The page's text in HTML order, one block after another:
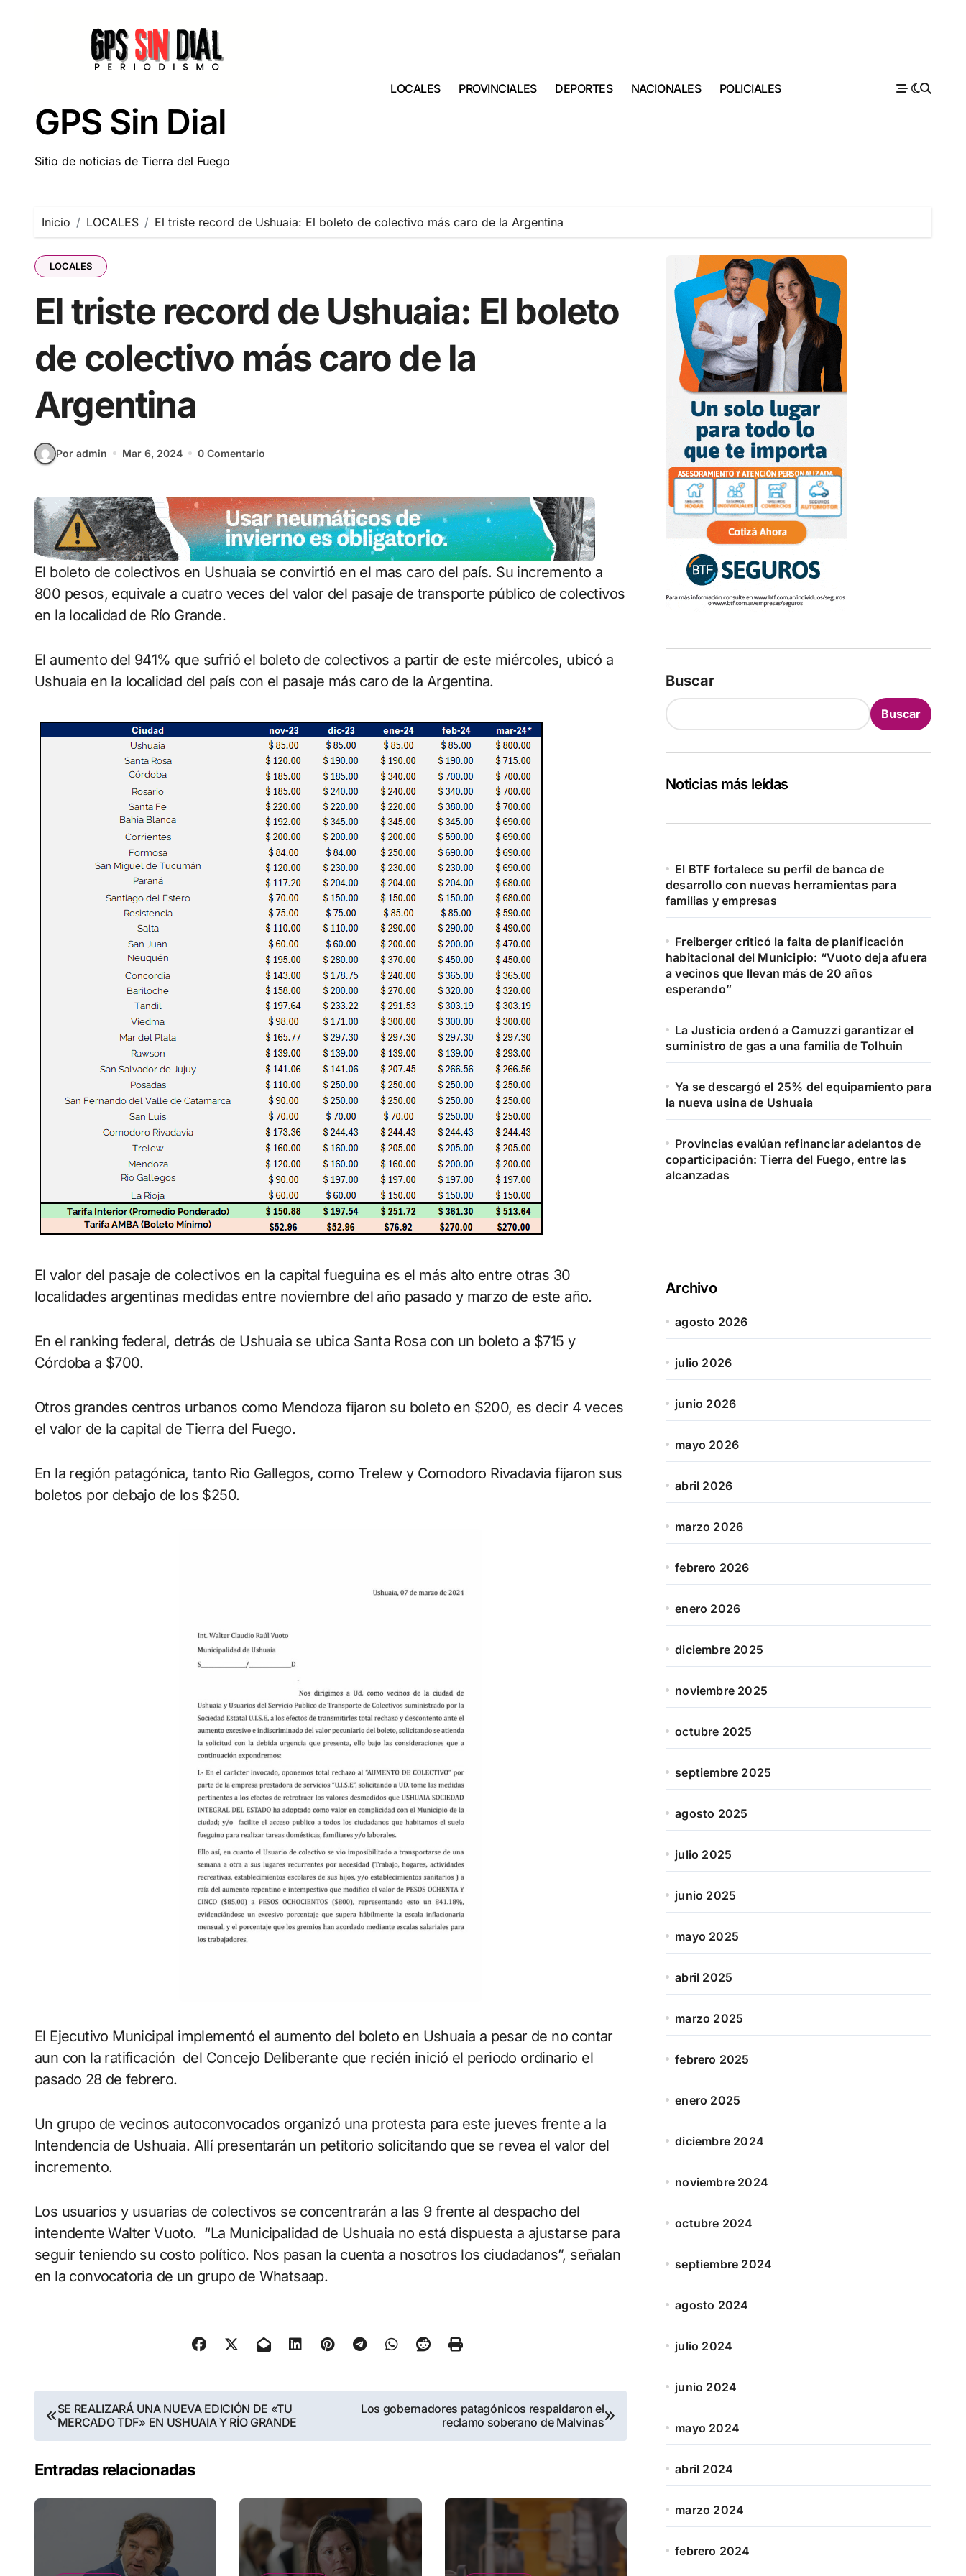
GPS Sin Dial
Sitio de noticias de Tierra del Fuego
LOCALES PROVINCIALES DEPORTES NACIONALES POLICIALES
Inicio LOCALES El triste record de Ushuaia: El boleto de colectivo más caro de la Argentina
LOCALES
El triste record de Ushuaia: El boleto
de colectivo más caro de la
Argentina
Por admin Mar 6, 2024 0 Comentario
El boleto de colectivos en Ushuaia se convirtió en el mas caro del país. Su incremento a
800 pesos, equivale a cuatro veces del valor del pasaje de transporte público de colectivos
en la localidad de Río Grande.
El aumento del 941% que sufrió el boleto de colectivos a partir de este miércoles, ubicó a
Ushuaia en la localidad del país con el pasaje más caro de la Argentina.
El valor del pasaje de colectivos en la capital fueguina es el más alto entre otras 30
localidades argentinas medidas entre noviembre del año pasado y marzo de este año.
En el ranking federal, detrás de Ushuaia se ubica Santa Rosa con un boleto a $715 y
Córdoba a $700.
Otros grandes centros urbanos como Mendoza fijaron su boleto en $200, es decir 4 veces
el valor de la capital de Tierra del Fuego.
En la región patagónica, tanto Rio Gallegos, como Trelew y Comodoro Rivadavia fijaron sus
boletos por debajo de los $250.
El Ejecutivo Municipal implementó el aumento del boleto en Ushuaia a pesar de no contar
aun con la ratificación del Concejo Deliberante que recién inició el periodo ordinario el
pasado 28 de febrero.
Un grupo de vecinos autoconvocados organizó una protesta para este jueves frente a la
Intendencia de Ushuaia. Allí presentarán un petitorio solicitando que se revea el valor del
incremento.
Los usuarios y usuarias de colectivos se concentrarán a las 9 frente al despacho del
intendente Walter Vuoto. “La Municipalidad de Ushuaia no está dispuesta a ajustarse para
seguir teniendo su costo político. Nos pasan la cuenta a nosotros los ciudadanos”, señalan
en la convocatoria de un grupo de Whatsaap.
Navegación
de
entradas
SE REALIZARÁ UNA NUEVA EDICIÓN DE «TU
MERCADO TDF» EN USHUAIA Y RÍO GRANDE
Los gobernadores patagónicos respaldaron el
reclamo soberano de Malvinas
Entradas relacionadas
Buscar
Buscar
Noticias más leídas
El BTF fortalece su perfil de banca de
desarrollo con nuevas herramientas para
familias y empresas
Freiberger criticó la falta de planificación
habitacional del Municipio: “Vuoto deja afuera
a vecinos que llevan más de 20 años
esperando”
La Justicia ordenó a Camuzzi garantizar el
suministro de gas a una familia de Tolhuin
Ya se descargó el 25% del equipamiento para
la nueva usina de Ushuaia
Provincias evalúan refinanciar adelantos de
coparticipación: Tierra del Fuego, entre las
alcanzadas
Archivo
agosto 2026
julio 2026
junio 2026
mayo 2026
abril 2026
marzo 2026
febrero 2026
enero 2026
diciembre 2025
noviembre 2025
octubre 2025
septiembre 2025
agosto 2025
julio 2025
junio 2025
mayo 2025
abril 2025
marzo 2025
febrero 2025
enero 2025
diciembre 2024
noviembre 2024
octubre 2024
septiembre 2024
agosto 2024
julio 2024
junio 2024
mayo 2024
abril 2024
marzo 2024
febrero 2024